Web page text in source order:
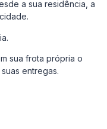
a sua residência, a
sua frota própria o
entregas.